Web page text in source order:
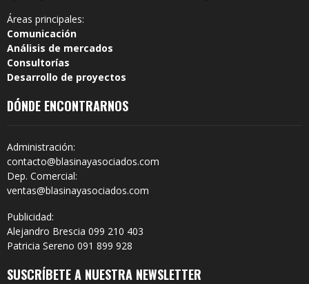
Áreas principales:
Comunicación
Análisis de mercados
Consultorías
Desarrollo de proyectos
DÓNDE ENCONTRARNOS
Administración:
contacto@blasinayasociados.com
Dep. Comercial:
ventas@blasinayasociados.com
Publicidad:
Alejandro Brescia 099 210 403
Patricia Sereno 091 899 928
SUSCRÍBETE A NUESTRA NEWSLETTER